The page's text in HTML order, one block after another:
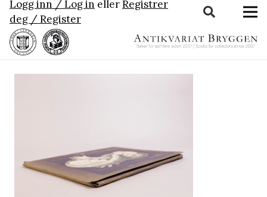
Logg inn / Log in ellerRegistrer
deg / Register